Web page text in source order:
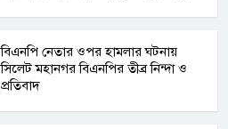
বিএনপি নেতার ওপর হামলার ঘটনায়
সিলেট মহানগর বিএনপির তীব্র নিন্দা ও
প্রতিবাদ